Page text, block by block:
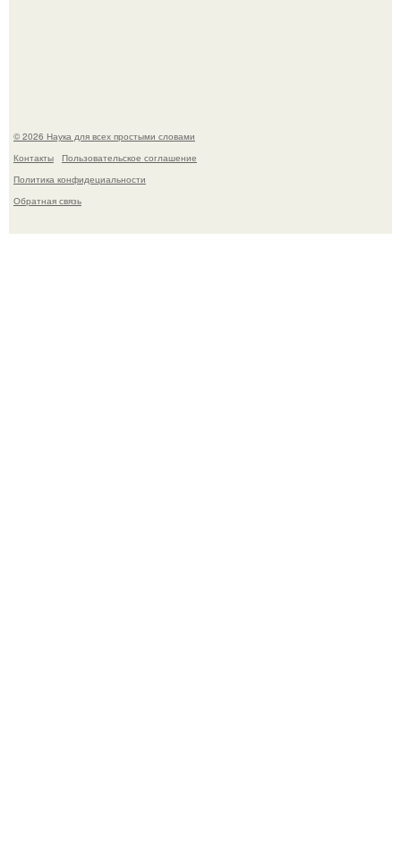
© 2026 Наука для всех простыми словами
Контакты
Пользовательское соглашение
Политика конфидециальности
Обратная связь